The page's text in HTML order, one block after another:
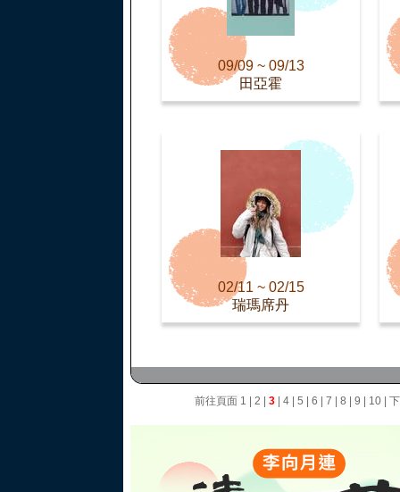
09/09 ~ 09/13
田亞霍
02/11 ~ 02/15
瑞瑪席丹
前往頁面 1 2 3| 4| 5 6 7 8 9 10|